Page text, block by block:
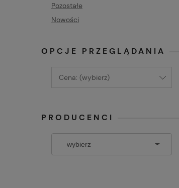
Pozostałe
Nowości
OPCJE PRZEGLĄDANIA
Cena: (wybierz)
PRODUCENCI